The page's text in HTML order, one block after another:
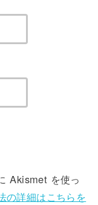
Akismet を使っ
の詳細はこちらを